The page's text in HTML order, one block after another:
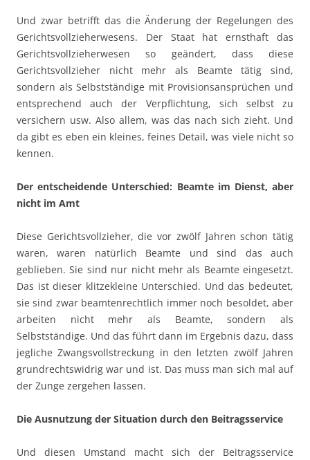
Und zwar betrifft das die Änderung der Regelungen des
Gerichtsvollzieherwesens. Der Staat hat ernsthaft das
Gerichtsvollzieherwesen so geändert, dass diese
Gerichtsvollzieher nicht mehr als Beamte tätig sind,
sondern als Selbstständige mit Provisionsansprüchen und
entsprechend auch der Verpflichtung, sich selbst zu
versichern usw. Also allem, was das nach sich zieht. Und
da gibt es eben ein kleines, feines Detail, was viele nicht so
kennen.
Der entscheidende Unterschied: Beamte im Dienst, aber
nicht im Amt
Diese Gerichtsvollzieher, die vor zwölf Jahren schon tätig
waren, waren natürlich Beamte und sind das auch
geblieben. Sie sind nur nicht mehr als Beamte eingesetzt.
Das ist dieser klitzekleine Unterschied. Und das bedeutet,
sie sind zwar beamtenrechtlich immer noch besoldet, aber
arbeiten nicht mehr als Beamte, sondern als
Selbstständige. Und das führt dann im Ergebnis dazu, dass
jegliche Zwangsvollstreckung in den letzten zwölf Jahren
grundrechtswidrig war und ist. Das muss man sich mal auf
der Zunge zergehen lassen.
Die Ausnutzung der Situation durch den Beitragsservice
Und diesen Umstand macht sich der Beitragsservice